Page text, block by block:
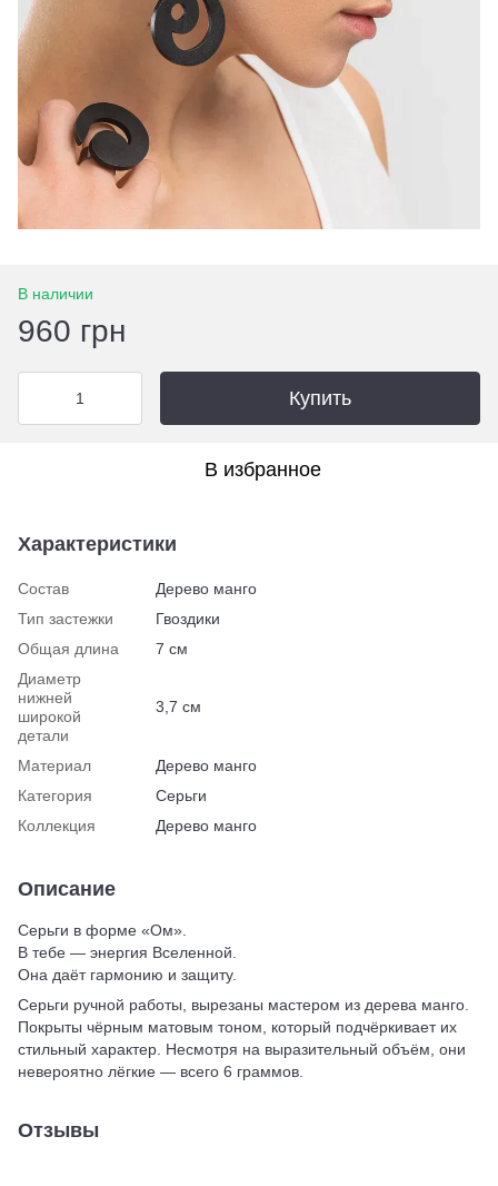
В наличии
960 грн
Купить
В избранное
Характеристики
Состав
Дерево манго
Тип застежки
Гвоздики
Общая длина
7 см
Диаметр
нижней
широкой
детали
3,7 см
Материал
Дерево манго
Категория
Серьги
Коллекция
Дерево манго
Описание
Серьги в форме «Ом».
В тебе — энергия Вселенной.
Она даёт гармонию и защиту.
Серьги ручной работы, вырезаны мастером из дерева манго.
Покрыты чёрным матовым тоном, который подчёркивает их
стильный характер. Несмотря на выразительный объём, они
невероятно лёгкие — всего 6 граммов.
Отзывы